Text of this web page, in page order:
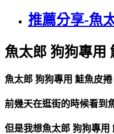
推薦分享-魚
魚太郎 狗狗專用
魚太郎 狗狗專用 鮭魚皮
前幾天在逛街的時候看到
但是我想魚太郎 狗狗專用